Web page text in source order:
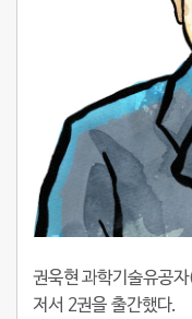
권욱현 과학기술유공
저서 2권을 출간했다.